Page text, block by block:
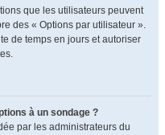
que les utilisateurs peuvent
des « Options par utilisateur ».
de temps en jours et autoriser
à un sondage ?
par les administrateurs du